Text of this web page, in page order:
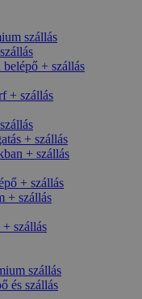
szállás
+ szállás
+ szállás
+ szállás
+ szállás
+ szállás
+ szállás
szállás
szállás
és szállás